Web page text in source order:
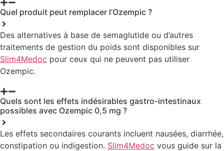
Quel produit peut remplacer l’Ozempic ?
Des alternatives à base de semaglutide ou d’autres
traitements de gestion du poids sont disponibles sur
Slim4Medoc pour ceux qui ne peuvent pas utiliser
Ozempic.
Quels sont les effets indésirables gastro-intestinaux
possibles avec Ozempic 0,5 mg ?
Les effets secondaires courants incluent nausées, diarrhée,
constipation ou indigestion. Slim4Medoc vous guide sur la